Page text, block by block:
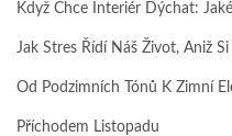
Když Chce Interiér Dýchat:
Jak Stres Řídí Náš Život, Aniž
Od Podzimních Tónů K Zimní
Příchodem Listopadu